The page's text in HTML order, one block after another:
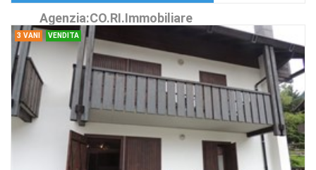
Agenzia:CO.RI.Immobiliare
3 VANI VENDITA